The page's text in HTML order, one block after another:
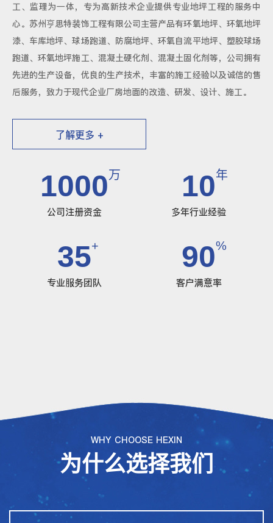
工、监理为一体，专为高新技术企业提供专业地坪工程的服务中
心。苏州亨思特装饰工程有限公司主营产品有环氧地坪、环氧地坪
漆、车库地坪、球场跑道、防腐地坪、环氧自流平地坪、塑胶球场
跑道、环氧地坪施工、混凝土硬化剂、混凝土固化剂等，公司拥有
先进的生产设备，优良的生产技术，丰富的施工经验以及诚信的售
后服务，致力于现代企业厂房地面的改造、研发、设计、施工。
了解更多 +
1000万
公司注册资金
10年
多年行业经验
35+
专业服务团队
90%
客户满意率
WHY CHOOSE HEXIN
为什么选择我们